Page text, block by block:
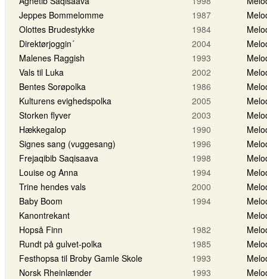
Jeppes Bommelomme
1987
Olottes Brudestykke
1984
Direktørjoggin´
2004
Malenes Raggish
1993
Vals til Luka
2002
Bentes Sorøpolka
1986
Kulturens evighedspolka
2005
Storken flyver
2003
Hækkegalop
1990
Signes sang (vuggesang)
1996
Frejaqibib Saqisaava
1998
Louise og Anna
1994
Trine hendes vals
2000
Baby Boom
1994
Kanontrekant
Hopså Finn
1982
Rundt på gulvet-polka
1985
Festhopsa til Broby Gamle Skole
1993
Norsk Rheinlænder
1993